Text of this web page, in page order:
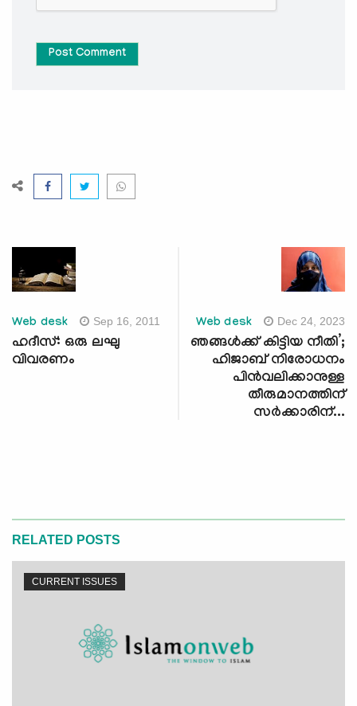
Post Comment
Web desk Sep 16, 2011
ഹദീസ്: ഒരു ലഘു
വിവരണം
Web desk Dec 24, 2023
ഞങ്ങൾക്ക് കിട്ടിയ നീതി’;
ഹിജാബ് നിരോധനം
പിൻവലിക്കാനുള്ള
തീരുമാനത്തിന്
സർക്കാരിന്...
RELATED POSTS
CURRENT ISSUES